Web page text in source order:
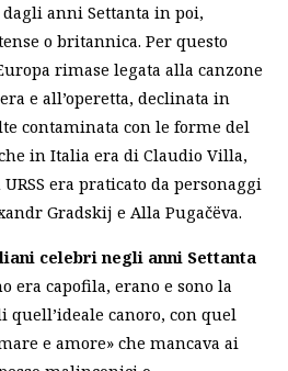
anni Settanta in poi,
o britannica. Per questo
rimase legata alla canzone
e all’operetta, declinata in
contaminata con le forme del
in Italia era di Claudio Villa,
era praticato da personaggi
Gradskij e Alla Pugačëva.
celebri negli anni Settanta
era capofila, erano e sono la
quell’ideale canoro, con quel
e amore» che mancava ai